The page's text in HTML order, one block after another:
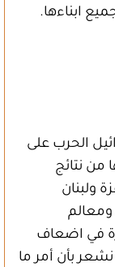
ابناءها.
الحرب على
من نتائج
ولبنان
في اضعاف
نشعر بأن أمر ما